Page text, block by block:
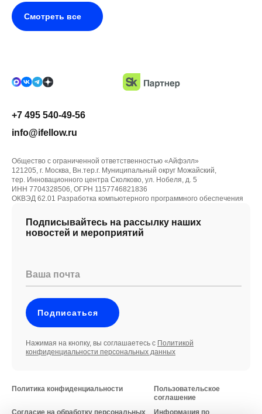
Смотреть все
Подписывайтесь на рассылку наших
новостей и мероприятий
Ваша почта
Подписаться
Нажимая на кнопку, вы соглашаетесь с Политикой
конфиденциальности персональных данных
Политика конфиденциальности
Согласие на обработку персональных
Пользовательское
соглашение
Информация по
+7 495 540-49-56
info@ifellow.ru
Общество с ограниченной ответственностью «Айфэлл»
121205, г. Москва, Вн.тер.г. Муниципальный округ Можайский,
тер. Инновационного центра Сколково, ул. Нобеля, д. 5
ИНН 7704328506, ОГРН 1157746821836
ОКВЭД 62.01 Разработка компьютерного программного обеспечения